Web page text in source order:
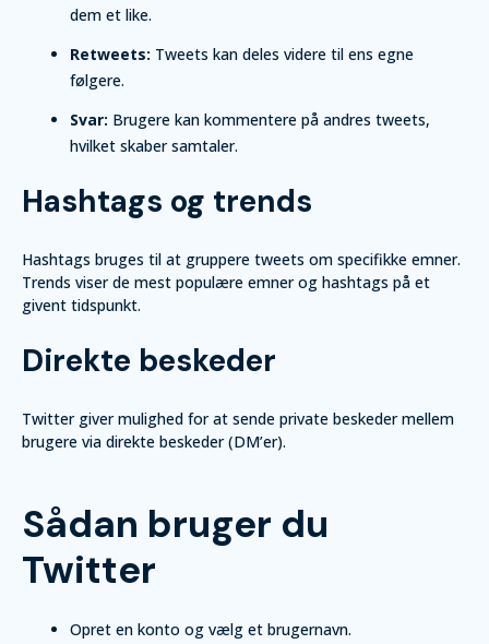
dem et like.
Retweets: Tweets kan deles videre til ens egne
følgere.
Svar: Brugere kan kommentere på andres tweets,
hvilket skaber samtaler.
Hashtags og trends
Hashtags bruges til at gruppere tweets om specifikke emner.
Trends viser de mest populære emner og hashtags på et
givent tidspunkt.
Direkte beskeder
Twitter giver mulighed for at sende private beskeder mellem
brugere via direkte beskeder (DM’er).
Sådan bruger du
Twitter
Opret en konto og vælg et brugernavn.